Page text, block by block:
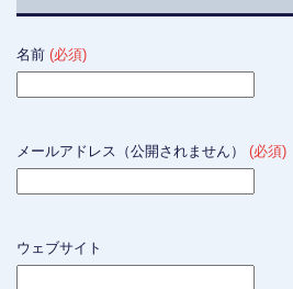
名前 (必須)
メールアドレス（公開されません） (必須)
ウェブサイト